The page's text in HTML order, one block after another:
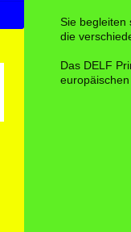
Sie begleiten
die
Das DELF